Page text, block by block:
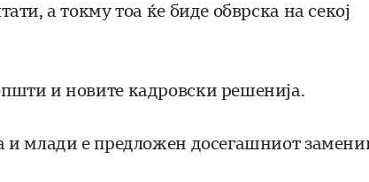
а токму тоа ќе биде обврска на секој
и новите кадровски решенија.
и млади е предложен досегашниот